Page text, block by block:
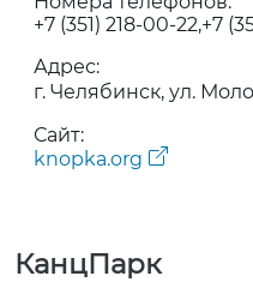
+7 (351) 218-00-22 +7
Адрес:
г. Челябинск, ул.
Сайт:
knopka.org
КанцПарк